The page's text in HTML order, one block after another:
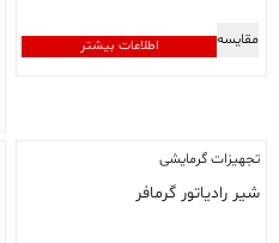
اطلاعات بیشتر مقایسه
تجهیزات گرمایشی
شیر رادیاتور گرمافر